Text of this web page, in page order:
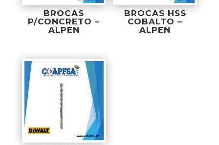
BROCAS
P/CONCRETO –
ALPEN
BROCAS HSS
COBALTO –
ALPEN